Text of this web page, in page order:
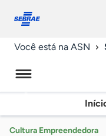
conosco
Você está na ASN
Cultura Empreendedora